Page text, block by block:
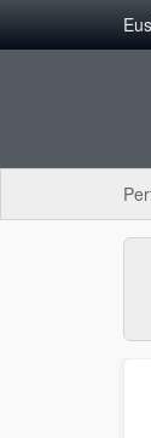
Saltar al